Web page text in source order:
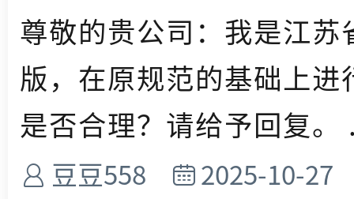
尊敬的贵公司：我是江
版，在原规范的基础上
是否合理？请给予回复。
豆豆558 2025-10-27